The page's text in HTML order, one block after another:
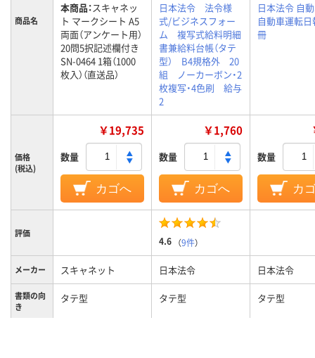
商品名
本商品：スキャネッ
ト マークシート A5
両面（アンケート用）
20問5択記述欄付き
SN-0464 1箱（1000
枚入）（直送品）
日本法令 法令様
式/ビジネスフォー
ム 複写式給料明細
書兼給料台帳（タテ
型） B4規格外 20
組 ノーカーボン・2
枚複写・4色刷 給与
2
日本法令 自
自動車運転日
冊
価格
(税込)
￥19,735
数量
カゴへ
￥1,760
数量
カゴへ
数量
カ
評価
4.6 （9件）
メーカー スキャネット 日本法令 日本法令
書類の向
き
タテ型 タテ型 タテ型